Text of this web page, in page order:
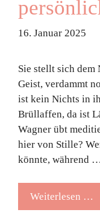
16. Januar 2025
Sie stellt sich dem
Geist, verdammt
ist kein Nichts in
Brüllaffen, da ist
Wagner übt
hier von Stille?
könnte, während …
Weiterlesen …